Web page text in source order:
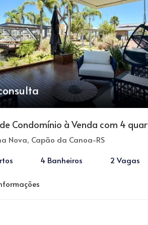
Condomínio à Venda com 4
Nova, Capão da Canoa-RS
4 Banheiros 2 Vagas